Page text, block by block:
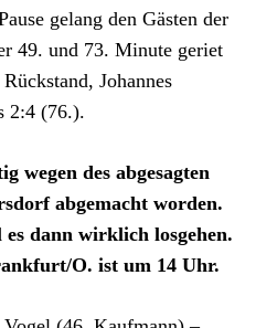
gelang den Gästen der
49. und 73. Minute geriet
Johannes
2:4 (76.).
wegen des abgesagten
abgemacht worden.
es dann wirklich losgehen.
O. ist um 14 Uhr.